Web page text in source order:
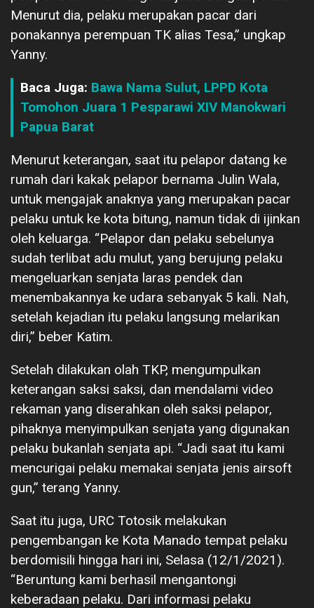
Menurut dia, pelaku merupakan pacar dari
ponakannya perempuan TK alias Tesa,” ungkap
Yanny.
Baca Juga: Bawa Nama Sulut, LPPD Kota
Tomohon Juara 1 Pesparawi XIV Manokwari
Papua Barat
Menurut keterangan, saat itu pelapor datang ke
rumah dari kakak pelapor bernama Julin Wala,
untuk mengajak anaknya yang merupakan pacar
pelaku untuk ke kota bitung, namun tidak di ijinkan
oleh keluarga. “Pelapor dan pelaku sebelunya
sudah terlibat adu mulut, yang berujung pelaku
mengeluarkan senjata laras pendek dan
menembakannya ke udara sebanyak 5 kali. Nah,
setelah kejadian itu pelaku langsung melarikan
diri,” beber Katim.
Setelah dilakukan olah TKP, mengumpulkan
keterangan saksi saksi, dan mendalami video
rekaman yang diserahkan oleh saksi pelapor,
pihaknya menyimpulkan senjata yang digunakan
pelaku bukanlah senjata api. “Jadi saat itu kami
mencurigai pelaku memakai senjata jenis airsoft
gun,” terang Yanny.
Saat itu juga, URC Totosik melakukan
pengembangan ke Kota Manado tempat pelaku
berdomisili hingga hari ini, Selasa (12/1/2021).
“Beruntung kami berhasil mengantongi
keberadaan pelaku. Dari informasi pelaku